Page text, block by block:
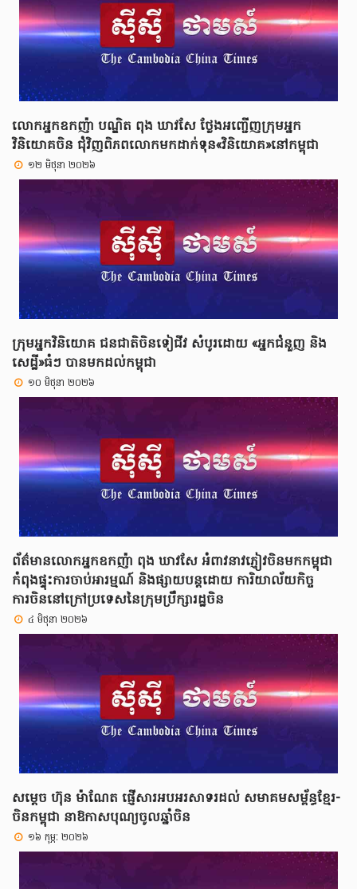
លោកអ្នកឧកញ៉ា បណ្ឌិត ពុង ឃាវសែ ថ្លែងអញ្ជើញក្រុមអ្នក
វិនិយោគចិន ជុំវិញពិភពលោកមកដាក់ទុន«វិនិយោគ»នៅកម្ពុជា
១២ មិថុនា ២០២៦
ក្រុមអ្នកវិនិយោគ ជនជាតិចិនទៀជីវ សំបូរដោយ «អ្នកជំនួញ និង
សេដ្ឋី»ធំៗ បានមកដល់កម្ពុជា
១០ មិថុនា ២០២៦
ព័ត៌មានលោកអ្នកឧកញ៉ា ពុង ឃាវសែ អំពាវនាវភ្ញៀវចិនមកកម្ពុជា
កំពុងផ្ទុះការចាប់អារម្មណ៍ និងផ្សាយបន្តដោយ ការិយាល័យកិច្ច
ការចិននៅក្រៅប្រទេសនៃក្រុមប្រឹក្សារដ្ឋចិន
៤ មិថុនា ២០២៦
សម្តេច ហ៊ុន ម៉ាណែត ផ្ញើសារអបអរសាទរដល់ សមាគមសម្ព័ន្ធខ្មែរ-
ចិនកម្ពុជា នាឱកាសបុណ្យចូលឆ្នាំចិន
១៦ កុម្ភៈ ២០២៦